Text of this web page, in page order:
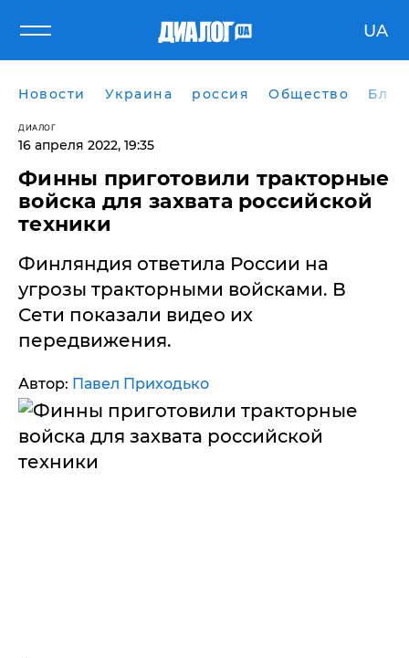
UA
Новости Украина россия Общество
ДИАЛОГ
16 апреля 2022, 19:35
Финны приготовили тракторные
войска для захвата российской
техники
Финляндия ответила России на
угрозы тракторными войсками. В
Сети показали видео их
передвижения.
Автор: Павел Приходько